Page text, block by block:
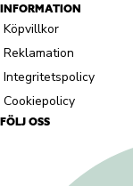
INFORMATION
Köpvillkor
Reklamation
Integritetspolicy
Cookiepolicy
FÖLJ OSS